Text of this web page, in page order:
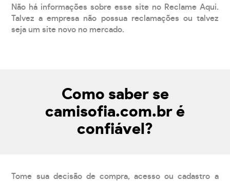
Não há informações sobre esse site no Reclame Aqui.
Talvez a empresa não possua reclamações ou talvez
seja um site novo no mercado.
Como saber se
camisofia.com.br é
confiável?
Tome sua decisão de compra, acesso ou cadastro a